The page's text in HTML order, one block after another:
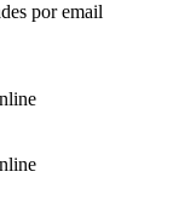
por email